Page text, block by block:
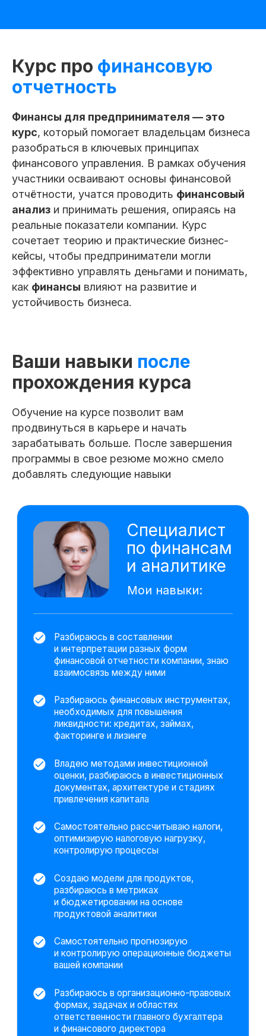
Курс про финансовую
отчетность
Финансы для предпринимателя — это
курс, который помогает владельцам бизнеса
разобраться в ключевых принципах
финансового управления. В рамках обучения
участники осваивают основы финансовой
отчётности, учатся проводить финансовый
анализ и принимать решения, опираясь на
реальные показатели компании. Курс
сочетает теорию и практические бизнес-
кейсы, чтобы предприниматели могли
эффективно управлять деньгами и понимать,
как финансы влияют на развитие и
устойчивость бизнеса.
Ваши навыки после
прохождения курса
Обучение на курсе позволит вам
продвинуться в карьере и начать
зарабатывать больше. После завершения
программы в свое резюме можно смело
добавлять следующие навыки
Мои навыки:
Разбираюсь в составлении
Специалист
по финансам
и аналитике
Создаю модели для продуктов,
необходимых для повышения
ликвидности: кредитах, займах,
Владею методами инвестиционной
документах, архитектуре и стадиях
привлечения капитала
Строю финансовые модели для оценки
бизнеса, прогнозирования финансовых
результатов и денежных потоков
Самостоятельно прогнозирую
и контролирую операционные бюджеты
вашей компании
Самостоятельно рассчитываю налоги,
оптимизирую налоговую нагрузку,
контролирую процессы
Разбираюсь в организационно-правовых
формах, задачах и областях
ответственности главного бухгалтера
и финансового директора
Технические инструменты.
Дополнительные навыки
Excel